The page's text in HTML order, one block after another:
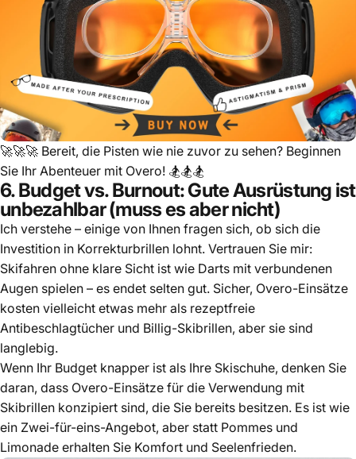
🚀🚀🚀 Bereit, die Pisten wie nie zuvor zu sehen? Beginnen
Sie Ihr Abenteuer mit Overo! 🏂🏂🏂
6. Budget vs. Burnout: Gute Ausrüstung ist
unbezahlbar (muss es aber nicht)
Ich verstehe – einige von Ihnen fragen sich, ob sich die
Investition in Korrekturbrillen lohnt. Vertrauen Sie mir:
Skifahren ohne klare Sicht ist wie Darts mit verbundenen
Augen spielen – es endet selten gut. Sicher, Overo-Einsätze
kosten vielleicht etwas mehr als rezeptfreie
Antibeschlagtücher und Billig-Skibrillen, aber sie sind
langlebig.
Wenn Ihr Budget knapper ist als Ihre Skischuhe, denken Sie
daran, dass Overo-Einsätze für die Verwendung mit
Skibrillen konzipiert sind, die Sie bereits besitzen. Es ist wie
ein Zwei-für-eins-Angebot, aber statt Pommes und
Limonade erhalten Sie Komfort und Seelenfrieden.